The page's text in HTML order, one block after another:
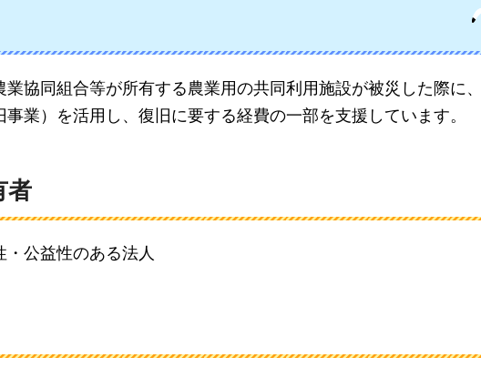
協同組合等が所有する農業用の共同利用施設が被災した際に
業）を活用し、復旧に要する経費の一部を支援しています。
者
公益性のある法人